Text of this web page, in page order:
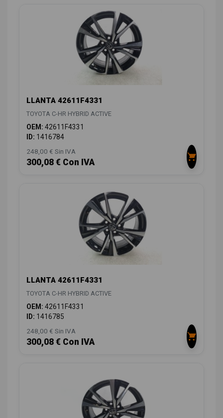
LLANTA 42611F4331
TOYOTA C-HR HYBRID ACTIVE
OEM: 42611F4331
ID: 1416784
248,00 € Sin IVA
300,08 € Con IVA
LLANTA 42611F4331
TOYOTA C-HR HYBRID ACTIVE
OEM: 42611F4331
ID: 1416785
248,00 € Sin IVA
300,08 € Con IVA